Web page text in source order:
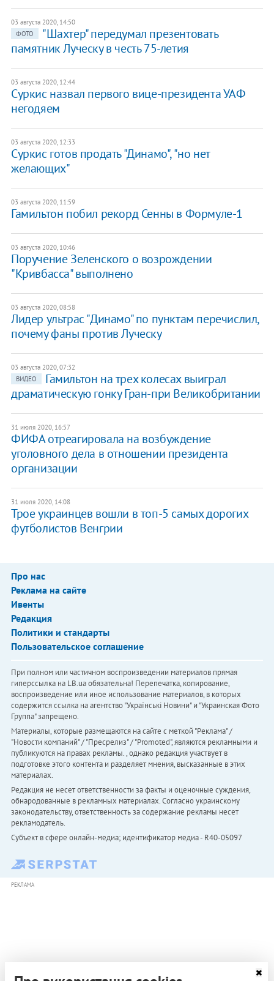
03 августа 2020, 14:50
ФОТО
"Шахтер" передумал презентовать
памятник Луческу в честь 75-летия
03 августа 2020, 12:44
Суркис назвал первого вице-президента УАФ
негодяем
03 августа 2020, 12:33
Суркис готов продать "Динамо", "но нет
желающих"
03 августа 2020, 11:59
Гамильтон побил рекорд Сенны в Формуле-1
03 августа 2020, 10:46
Поручение Зеленского о возрождении
"Кривбасса" выполнено
03 августа 2020, 08:58
Лидер ультрас "Динамо" по пунктам перечислил,
почему фаны против Луческу
03 августа 2020, 07:32
ВИДЕО
Гамильтон на трех колесах выиграл
драматическую гонку Гран-при Великобритании
31 июля 2020, 16:57
ФИФА отреагировала на возбуждение
уголовного дела в отношении президента
организации
31 июля 2020, 14:08
Трое украинцев вошли в топ-5 самых дорогих
футболистов Венгрии
Про нас
Реклама на сайте
Ивенты
Редакция
Политики и стандарты
Пользовательское соглашение
При полном или частичном воспроизведении материалов прямая
гиперссылка на LB.ua обязательна! Перепечатка, копирование,
воспроизведение или иное использование материалов, в которых
содержится ссылка на агентство "Українськi Новини" и "Украинская Фото
Группа" запрещено.
Материалы, которые размещаются на сайте с меткой "Реклама" /
"Новости компаний" / "Пресрелиз" / "Promoted", являются рекламными и
публикуются на правах рекламы. , однако редакция участвует в
подготовке этого контента и разделяет мнения, высказанные в этих
материалах.
Редакция не несет ответственности за факты и оценочные суждения,
обнародованные в рекламных материалах. Согласно украинскому
законодательству, ответственность за содержание рекламы несет
рекламодатель.
Субъект в сфере онлайн-медиа; идентификатор медиа - R40-05097
РЕКЛАМА